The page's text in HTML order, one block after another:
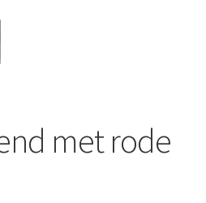
met rode